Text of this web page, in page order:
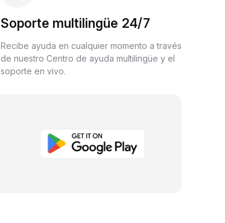
Soporte multilingüe 24/7
Recibe ayuda en cualquier momento a través
de nuestro Centro de ayuda multilingüe y el
soporte en vivo.